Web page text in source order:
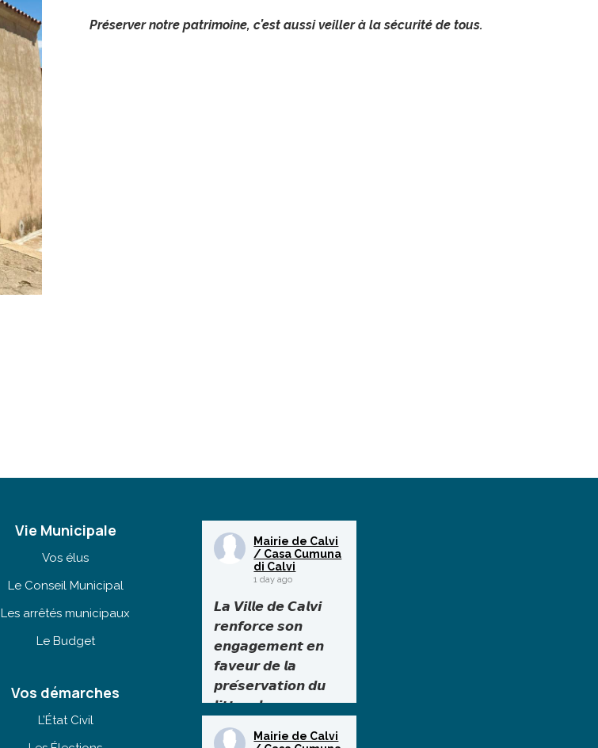
Préserver notre patrimoine, c’est aussi veiller à la sécurité de tous.
Vie Municipale
Vos élus
Le Conseil Municipal
Les arrêtés municipaux
Le Budget
Vos démarches
L’État Civil
Mairie de Calvi
/ Casa Cumuna
di Calvi
1 day ago
𝙇𝙖 𝙑𝙞𝙡𝙡𝙚 𝙙𝙚 𝘾𝙖𝙡𝙫𝙞
𝙧𝙚𝙣𝙛𝙤𝙧𝙘𝙚 𝙨𝙤𝙣
𝙚𝙣𝙜𝙖𝙜𝙚𝙢𝙚𝙣𝙩 𝙚𝙣
𝙛𝙖𝙫𝙚𝙪𝙧 𝙙𝙚 𝙡𝙖
𝙥𝙧𝙚́𝙨𝙚𝙧𝙫𝙖𝙩𝙞𝙤𝙣 𝙙𝙪
𝙡𝙞𝙩𝙩𝙤𝙧𝙖𝙡
Dans le cadre de sa
Mairie de Calvi